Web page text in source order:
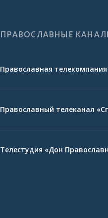
ПРАВОСЛАВНЫЕ
Православная
Православный телеканал
Телестудия «Дон